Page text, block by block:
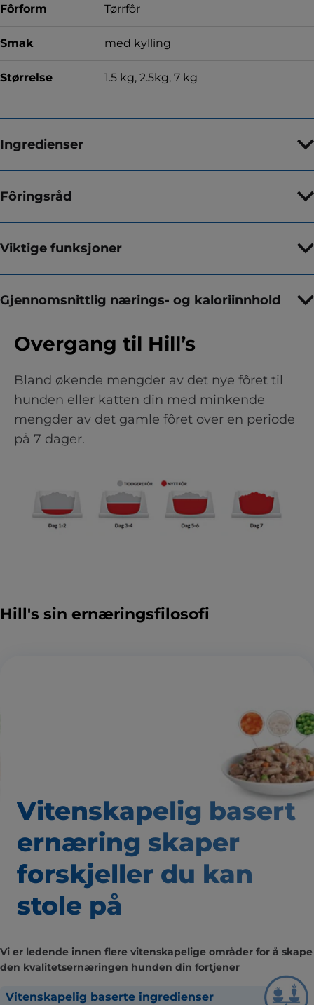
Fôrform Tørrfôr
Smak med kylling
Størrelse 1.5 kg, 2.5kg, 7 kg
Ingredienser
Fôringsråd
Viktige funksjoner
Gjennomsnittlig nærings- og kaloriinnhold
Overgang til Hill’s
Bland økende mengder av det nye fôret til
hunden eller katten din med minkende
mengder av det gamle fôret over en periode
på 7 dager.
Hill's sin ernæringsfilosofi
Vitenskapelig basert
ernæring skaper
forskjeller du kan
stole på
Vi er ledende innen flere vitenskapelige områder for å skape
den kvalitetsernæringen hunden din fortjener
Vitenskapelig baserte ingredienser